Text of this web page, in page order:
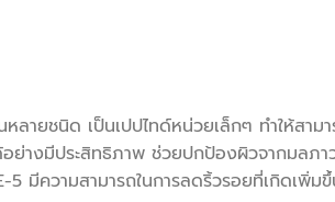
หลายชนิด เป็นเปปไทด์หน่วยเล็กๆ ทำให้
ย่างมีประสิทธิภาพ ช่วยปกป้องผิวจากมลภ
มีความสามารถในการลดริ้วรอยที่เกิดเพิ่